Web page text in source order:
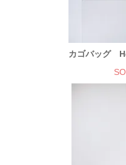
カゴバッグ